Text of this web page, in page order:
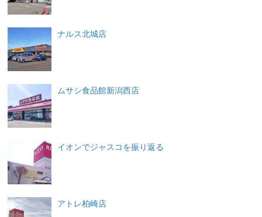
ナルス北城店
ムサシ食品館新潟西店
イオンでジャスコを振り返る
アトレ柏崎店